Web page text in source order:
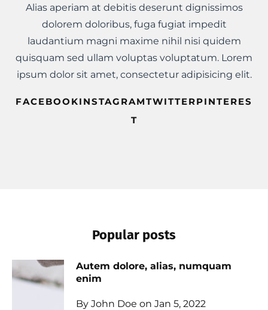
Alias aperiam at debitis deserunt dignissimos
dolorem doloribus, fuga fugiat impedit
laudantium magni maxime nihil nisi quidem
quisquam sed ullam voluptas voluptatum. Lorem
ipsum dolor sit amet, consectetur adipisicing elit.
FACEBOOKINSTAGRAMTWITTERPINTERES
T
Popular posts
Autem dolore, alias, numquam
enim
By John Doe on Jan 5, 2022